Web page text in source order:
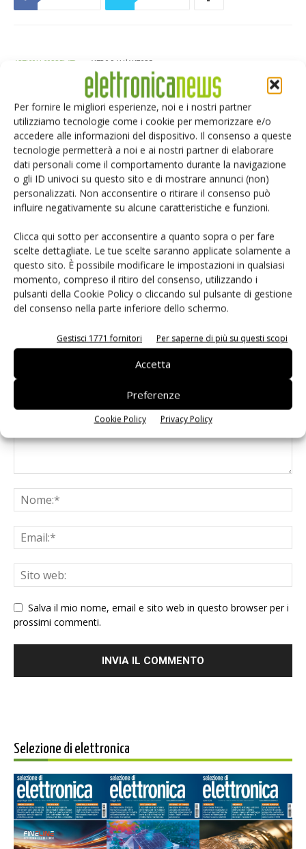
Per fornire le migliori esperienze, noi e i nostri partner
utilizziamo tecnologie come i cookie per memorizzare e/o
accedere alle informazioni del dispositivo. Il consenso a queste
tecnologie permetterà a noi e ai nostri partner di elaborare
dati personali come il comportamento durante la navigazione
o gli ID univoci su questo sito e di mostrare annunci (non)
personalizzati. Non acconsentire o ritirare il consenso può
influire negativamente su alcune caratteristiche e funzioni.
Clicca qui sotto per acconsentire a quanto sopra o per fare
scelte dettagliate. Le tue scelte saranno applicate solamente a
questo sito. È possibile modificare le impostazioni in qualsiasi
momento, compreso il ritiro del consenso, utilizzando i
pulsanti della Cookie Policy o cliccando sul pulsante di gestione
del consenso nella parte inferiore dello schermo.
Gestisci 1771 fornitori Per saperne di più su questi scopi
Accetta
Preferenze
Cookie Policy Privacy Policy
Isolatori a stato solido per
l’automazione industriale
La crittografia post-quantistica arriva
sui dispositivi mobili
Componenti elettronici: la scelta che
decide il futuro
LASCIA UN COMMENTO
Salva il mio nome, email e sito web in questo browser per i
prossimi commenti.
Selezione di elettronica